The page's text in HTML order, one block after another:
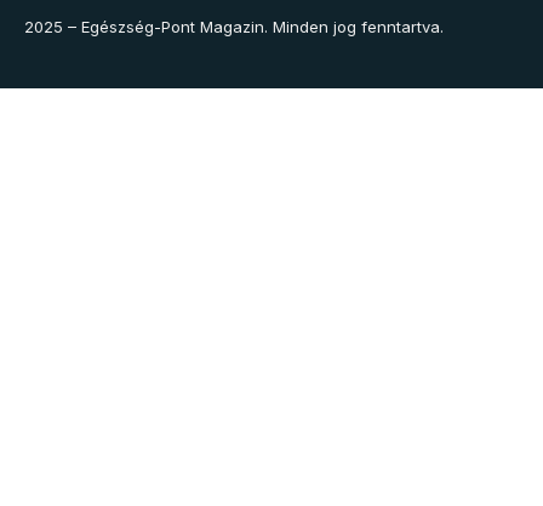
2025 – Egészség-Pont Magazin. Minden jog fenntartva.